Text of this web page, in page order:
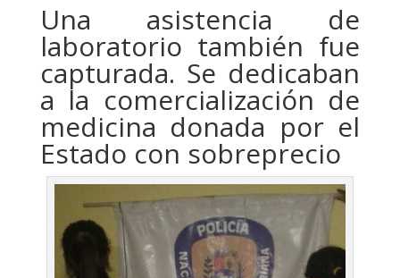
Una asistencia de
laboratorio también fue
capturada. Se dedicaban
a la comercialización de
medicina donada por el
Estado con sobreprecio